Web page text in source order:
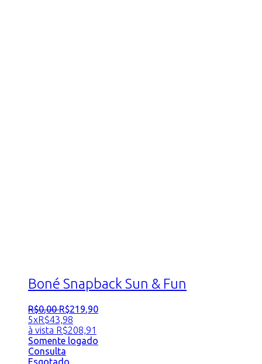
Boné Snapback Sun & Fun
R$0,00 R$219,90
5xR$43,98
à vista R$208,91
Somente logado
Consulta
Esgotado